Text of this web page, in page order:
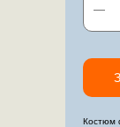
Костюм